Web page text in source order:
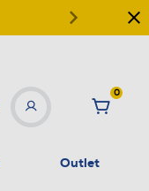
0
Outlet